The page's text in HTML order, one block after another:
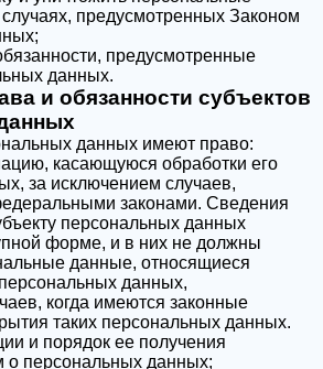
предусмотренных Законом
предусмотренные
данных.
и обязанности субъектов
данных имеют право:
касающуюся обработки его
за исключением случаев,
законами. Сведения
персональных данных
форме, и в них не должны
данные, относящиеся
данных,
когда имеются законные
таких персональных данных.
и порядок ее получения
о персональных данных;